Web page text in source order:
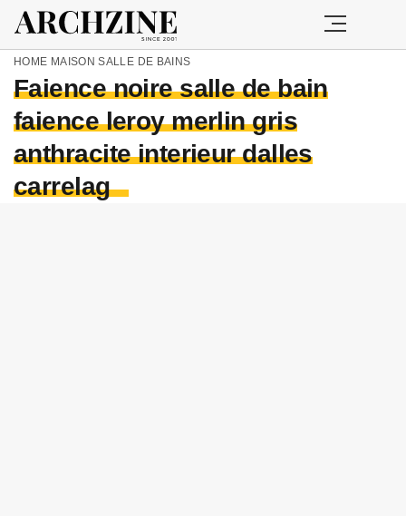
HOME MAISON SALLE DE BAINS
Faience noire salle de bain
faience leroy merlin gris
anthracite interieur dalles
carrelag